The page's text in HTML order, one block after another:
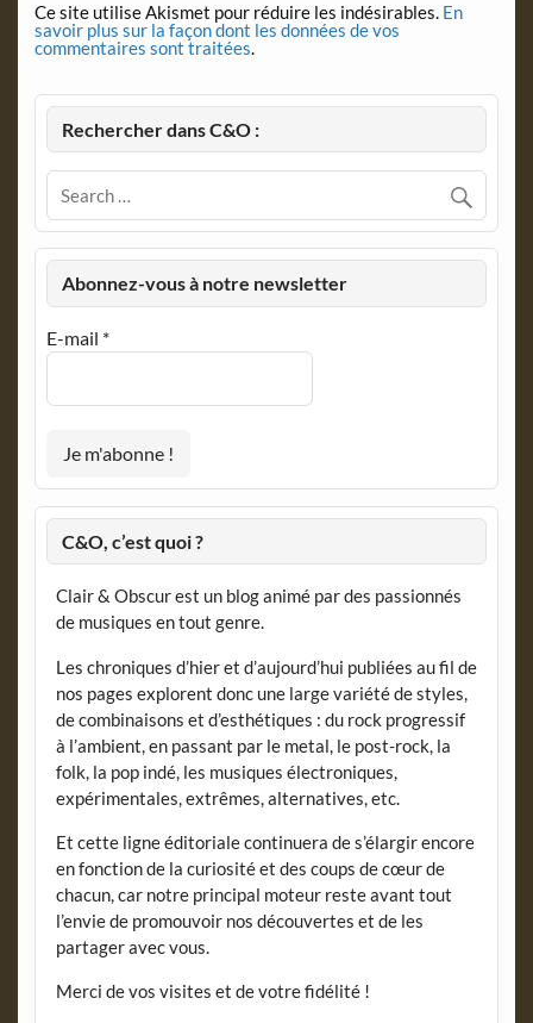
Ce site utilise Akismet pour réduire les indésirables. En
savoir plus sur la façon dont les données de vos
commentaires sont traitées.
Rechercher dans C&O :
Abonnez-vous à notre newsletter
E-mail *
C&O, c’est quoi ?
Clair & Obscur est un blog animé par des passionnés
de musiques en tout genre.
Les chroniques d’hier et d’aujourd’hui publiées au fil de
nos pages explorent donc une large variété de styles,
de combinaisons et d’esthétiques : du rock progressif
à l’ambient, en passant par le metal, le post-rock, la
folk, la pop indé, les musiques électroniques,
expérimentales, extrêmes, alternatives, etc.
Et cette ligne éditoriale continuera de s’élargir encore
en fonction de la curiosité et des coups de cœur de
chacun, car notre principal moteur reste avant tout
l’envie de promouvoir nos découvertes et de les
partager avec vous.
Merci de vos visites et de votre fidélité !